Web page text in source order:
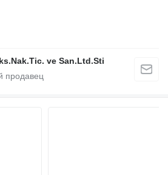
ve San.Ltd.Sti